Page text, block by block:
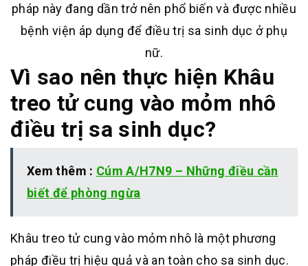
pháp này đang dần trở nên phổ biến và được nhiều
bệnh viện áp dụng để điều trị sa sinh dục ở phụ
nữ.
Vì sao nên thực hiện Khâu
treo tử cung vào mỏm nhô
điều trị sa sinh dục?
Xem thêm : Cúm A/H7N9 – Những điều cần
biết để phòng ngừa
Khâu treo tử cung vào mỏm nhô là một phương
pháp điều trị hiệu quả và an toàn cho sa sinh dục.